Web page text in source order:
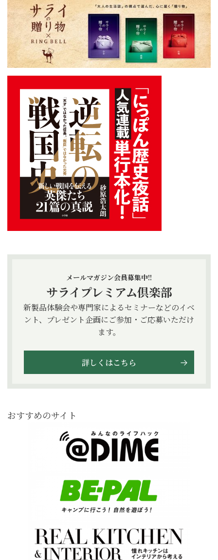
メールマガジン会員募集中!!
サライプレミアム倶楽部
新製品体験会や専門家によるセミナーなどのイベ
ント、プレゼント企画にご参加・ご応募いただけ
ます。
詳しくはこちら
おすすめのサイト